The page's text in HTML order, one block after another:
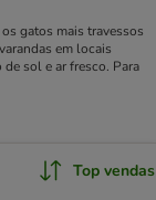
gatos mais travessos
em locais
sol e ar fresco. Para
Top vendas